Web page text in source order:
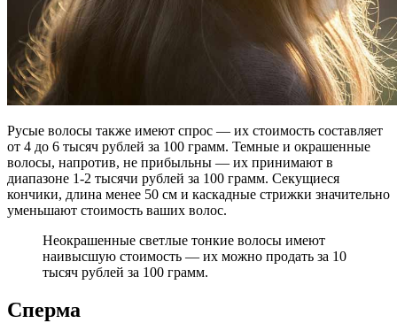
Русые волосы также имеют спрос — их стоимость составляет
от 4 до 6 тысяч рублей за 100 грамм. Темные и окрашенные
волосы, напротив, не прибыльны — их принимают в
диапазоне 1-2 тысячи рублей за 100 грамм. Секущиеся
кончики, длина менее 50 см и каскадные стрижки значительно
уменьшают стоимость ваших волос.
Неокрашенные светлые тонкие волосы имеют
наивысшую стоимость — их можно продать за 10
тысяч рублей за 100 грамм.
Сперма